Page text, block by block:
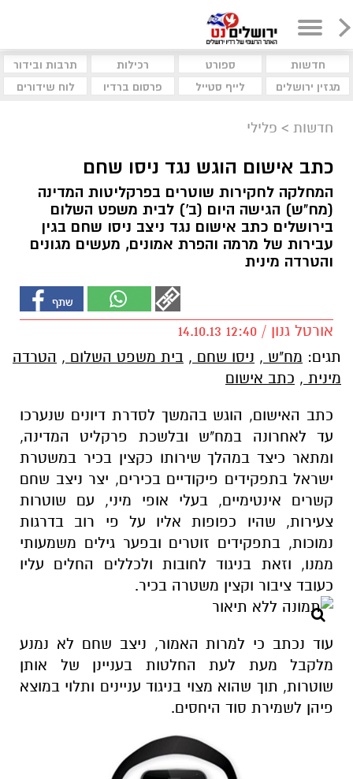
חדשות ספורט רכילות
תרבות ובידור
מגזין ירושלים
לייף סטייל פרסום ברדיו לוח שידורים
חדשות > פלילי
כתב אישום הוגש נגד ניסו שחם
המחלקה לחקירות שוטרים בפרקליטות המדינה
(מח"ש) הגישה היום (ב') לבית משפט השלום
בירושלים כתב אישום נגד ניצב ניסו שחם בגין
עבירות של מרמה והפרת אמונים, מעשים מגונים
והטרדה מינית
אורטל גנון / 12:40 14.10.13
תגים: מח"ש , ניסו שחם , בית משפט השלום , הטרדה
מינית , כתב אישום
כתב האישום, הוגש בהמשך לסדרת דיונים שנערכו
עד לאחרונה במח"ש ובלשכת פרקליט המדינה,
ומתאר כיצד במהלך שירותו כקצין בכיר במשטרת
ישראל בתפקידים פיקודיים בכירים, יצר ניצב שחם
קשרים אינטימיים, בעלי אופי מיני, עם שוטרות
צעירות, שהיו כפופות אליו על פי רוב בדרגות
נמוכות, בתפקידים זוטרים ובפער גילים משמעותי
ממנו, וזאת בניגוד לחובות ולכללים החלים עליו
כעובד ציבור וקצין משטרה בכיר.
עוד נכתב כי למרות האמור, ניצב שחם לא נמנע
מלקבל מעת לעת החלטות בעניינן של אותן
שוטרות, תוך שהוא מצוי בניגוד עניינים ותלוי במוצא
פיהן לשמירת סוד היחסים.